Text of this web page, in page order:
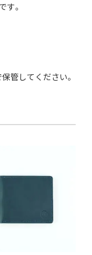
す。
管してください。